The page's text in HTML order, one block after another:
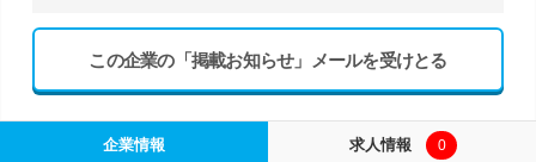
この企業の「掲載お知らせ」メールを受けとる
企業情報 求人情報 0